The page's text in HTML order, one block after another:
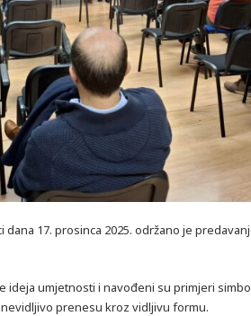
17. prosinca 2025. održano je
umjetnosti i navođeni su primjeri
prenesu kroz vidljivu formu.